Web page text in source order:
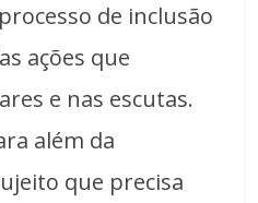
de inclusão
ações que
e nas escutas.
além da
que precisa